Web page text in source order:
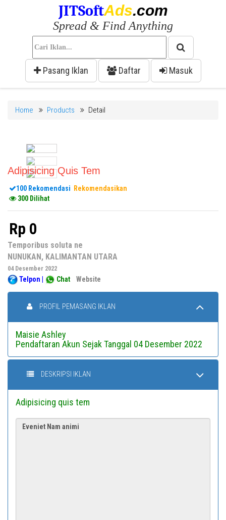
JITSoftAds.com
Spread & Find Anything
Pasang Iklan Daftar Masuk
Home Products Detail
Adipisicing Quis Tem
100 Rekomendasi Rekomendasikan
300 Dilihat
Rp 0
Temporibus soluta ne
NUNUKAN, KALIMANTAN UTARA
04 Desember 2022
Telpon | Chat Website
PROFIL PEMASANG IKLAN
Maisie Ashley
Pendaftaran Akun Sejak Tanggal 04 Desember 2022
DESKRIPSI IKLAN
Adipisicing quis tem